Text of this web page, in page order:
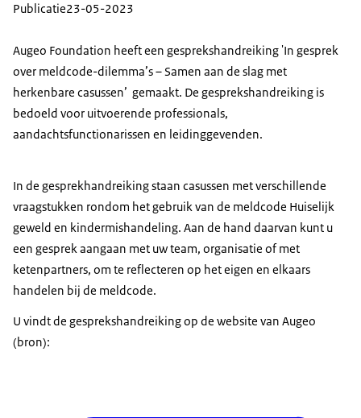
Publicatie23-05-2023
Augeo Foundation heeft een gesprekshandreiking 'In gesprek
over meldcode-dilemma’s – Samen aan de slag met
herkenbare casussen’ gemaakt. De gesprekshandreiking is
bedoeld voor uitvoerende professionals,
aandachtsfunctionarissen en leidinggevenden.
In de gesprekhandreiking staan casussen met verschillende
vraagstukken rondom het gebruik van de meldcode Huiselijk
geweld en kindermishandeling. Aan de hand daarvan kunt u
een gesprek aangaan met uw team, organisatie of met
ketenpartners, om te reflecteren op het eigen en elkaars
handelen bij de meldcode.
U vindt de gesprekshandreiking op de website van Augeo
(bron):